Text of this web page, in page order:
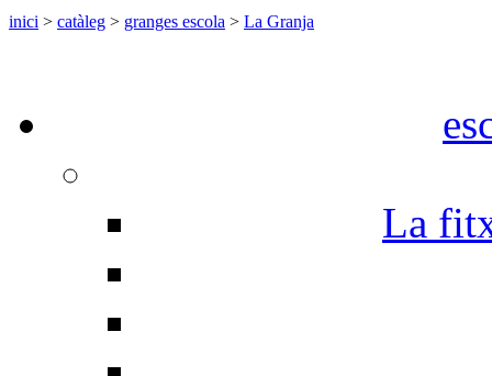
inici > catàleg > granges escola > La Granja
La